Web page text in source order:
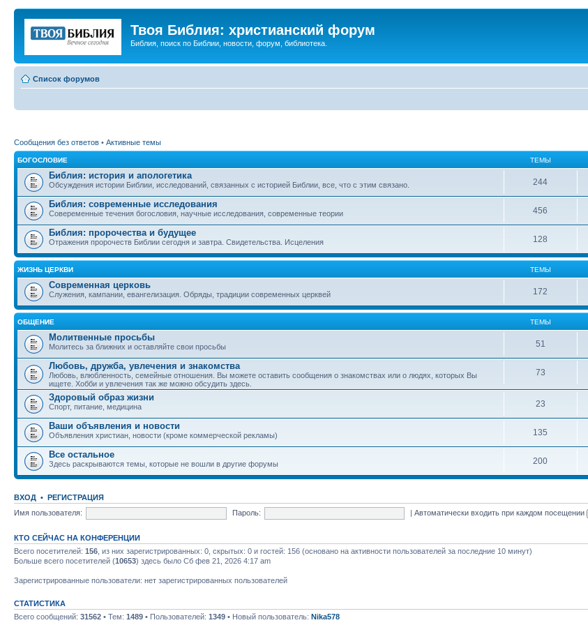
Твоя Библия: христианский форум
Библия, поиск по Библии, новости, форум, библиотека.
Список форумов
Сообщения без ответов • Активные темы
БОГОСЛОВИЕ ТЕМЫ
Библия: история и апологетика
Обсуждения истории Библии, исследований, связанных с историей Библии, все, что с этим связано. 244
Библия: современные исследования
Совеременные течения богословия, научные исследования, современные теории 456
Библия: пророчества и будущее
Отражения пророчеств Библии сегодня и завтра. Свидетельства. Исцеления 128
ЖИЗНЬ ЦЕРКВИ ТЕМЫ
Современная церковь
Служения, кампании, евангелизация. Обряды, традиции современных церквей 172
ОБЩЕНИЕ ТЕМЫ
Молитвенные просьбы
Молитесь за ближних и оставляйте свои просьбы 51
Любовь, дружба, увлечения и знакомства
Любовь, влюбленность, семейные отношения. Вы можете оставить сообщения о знакомствах или о людях, которых Вы
ищете. Хобби и увлечения так же можно обсудить здесь.
73
Здоровый образ жизни
Спорт, питание, медицина 23
Ваши объявления и новости
Объявления христиан, новости (кроме коммерческой рекламы) 135
Все остальное
Здесь раскрываются темы, которые не вошли в другие форумы 200
ВХОД • РЕГИСТРАЦИЯ
Имя пользователя:
Пароль: |Автоматически входить при каждом посещении
КТО СЕЙЧАС НА КОНФЕРЕНЦИИ
Всего посетителей: 156 , из них зарегистрированных: 0, скрытых: 0 и гостей: 156 (основано на активности пользователей за последние 10 минут)
Больше всего посетителей (10653) здесь было Сб фев 21, 2026 4:17 am
Зарегистрированные пользователи: нет зарегистрированных пользователей
СТАТИСТИКА
Всего сообщений: 31562 • Тем: 1489 • Пользователей: 1349 • Новый пользователь: Nika578